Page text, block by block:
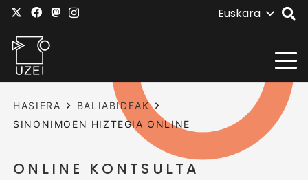
Euskara
HASIERA
BALIABIDEAK
SINONIMOEN HIZTEGIA ONLINE
ONLINE KONTSULTA